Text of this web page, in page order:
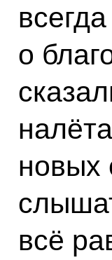
о
новых
всё